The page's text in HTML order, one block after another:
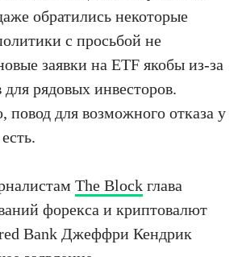
обратились некоторые
с просьбой не
заявки на ETF якобы из-за
рядовых инвесторов.
повод для возможного отказа у
The Block глава
форекса и криптовалют
Bank Джеффри Кендрик